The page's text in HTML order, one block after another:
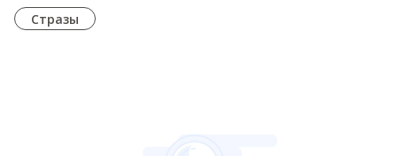
Стразы